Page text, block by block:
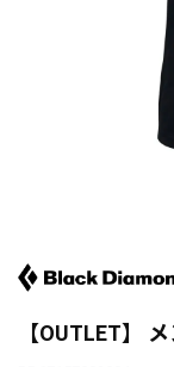
【OUTLET】